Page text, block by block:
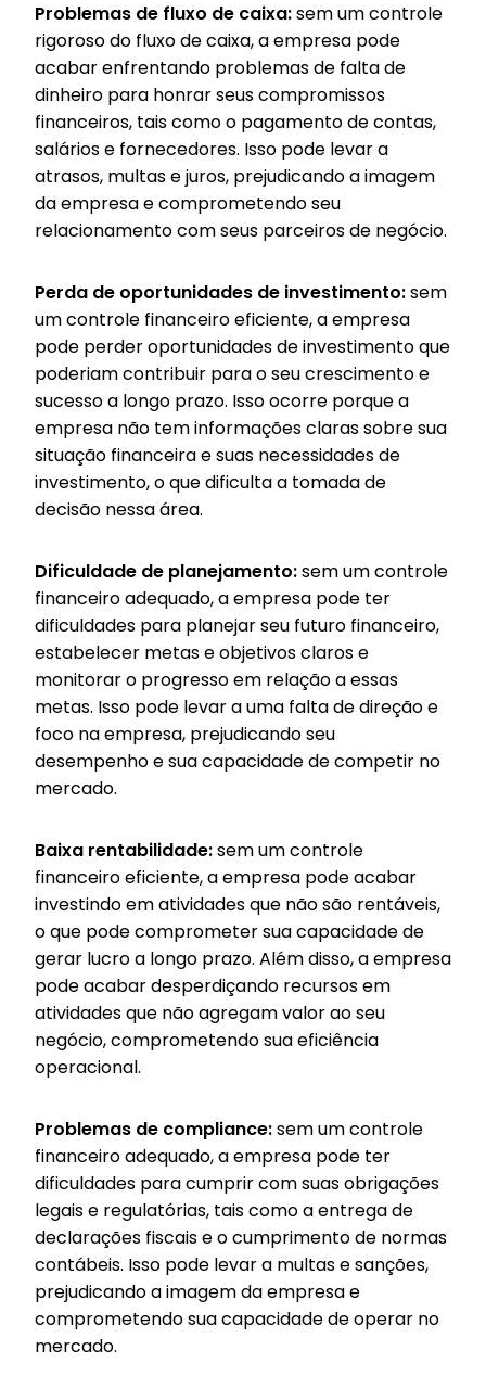
Problemas de fluxo de caixa:sem um controle
rigoroso do fluxo de caixa, a empresa pode
acabar enfrentando problemas de falta de
dinheiro para honrar seus compromissos
financeiros, tais como o pagamento de contas,
salários e fornecedores. Isso pode levar a
atrasos, multas e juros, prejudicando a imagem
da empresa e comprometendo seu
relacionamento com seus parceiros de negócio.
Perda de oportunidades de investimento:sem
um controle financeiro eficiente, a empresa
pode perder oportunidades de investimento que
poderiam contribuir para o seu crescimento e
sucesso a longo prazo. Isso ocorre porque a
empresa não tem informações claras sobre sua
situação financeira e suas necessidades de
investimento, o que dificulta a tomada de
decisão nessa área.
Dificuldade de planejamento:sem um controle
financeiro adequado, a empresa pode ter
dificuldades para planejar seu futuro financeiro,
estabelecer metas e objetivos claros e
monitorar o progresso em relação a essas
metas. Isso pode levar a uma falta de direção e
foco na empresa, prejudicando seu
desempenho e sua capacidade de competir no
mercado.
Baixa rentabilidade:sem um controle
financeiro eficiente, a empresa pode acabar
investindo em atividades que não são rentáveis,
o que pode comprometer sua capacidade de
gerar lucro a longo prazo. Além disso, a empresa
pode acabar desperdiçando recursos em
atividades que não agregam valor ao seu
negócio, comprometendo sua eficiência
operacional.
Problemas de compliance:sem um controle
financeiro adequado, a empresa pode ter
dificuldades para cumprir com suas obrigações
legais e regulatórias, tais como a entrega de
declarações fiscais e o cumprimento de normas
contábeis. Isso pode levar a multas e sanções,
prejudicando a imagem da empresa e
comprometendo sua capacidade de operar no
mercado.